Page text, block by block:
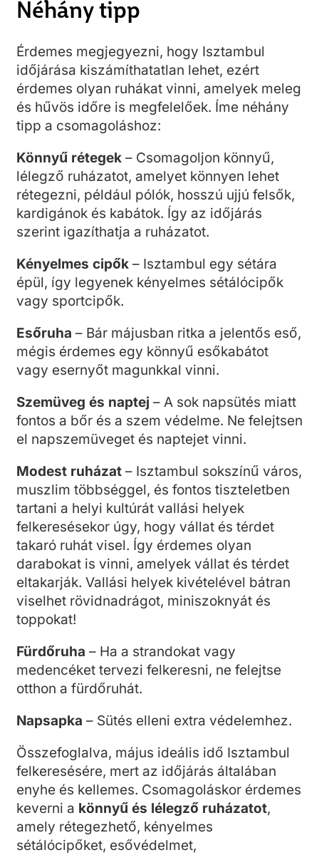
Néhány tipp
Érdemes megjegyezni, hogy Isztambul
időjárása kiszámíthatatlan lehet, ezért
érdemes olyan ruhákat vinni, amelyek meleg
és hűvös időre is megfelelőek. Íme néhány
tipp a csomagoláshoz:
Könnyű rétegek – Csomagoljon könnyű,
lélegző ruházatot, amelyet könnyen lehet
rétegezni, például pólók, hosszú ujjú felsők,
kardigánok és kabátok. Így az időjárás
szerint igazíthatja a ruházatot.
Kényelmes cipők – Isztambul egy sétára
épül, így legyenek kényelmes sétálócipők
vagy sportcipők.
Esőruha – Bár májusban ritka a jelentős eső,
mégis érdemes egy könnyű esőkabátot
vagy esernyőt magunkkal vinni.
Szemüveg és naptej – A sok napsütés miatt
fontos a bőr és a szem védelme. Ne felejtsen
el napszemüveget és naptejet vinni.
Modest ruházat – Isztambul sokszínű város,
muszlim többséggel, és fontos tiszteletben
tartani a helyi kultúrát vallási helyek
felkeresésekor úgy, hogy vállat és térdet
takaró ruhát visel. Így érdemes olyan
darabokat is vinni, amelyek vállat és térdet
eltakarják. Vallási helyek kivételével bátran
viselhet rövidnadrágot, miniszoknyát és
toppokat!
Fürdőruha – Ha a strandokat vagy
medencéket tervezi felkeresni, ne felejtse
otthon a fürdőruhát.
Napsapka – Sütés elleni extra védelemhez.
Összefoglalva, május ideális idő Isztambul
felkeresésére, mert az időjárás általában
enyhe és kellemes. Csomagoláskor érdemes
keverni a könnyű és lélegző ruházatot,
amely rétegezhető, kényelmes
sétálócipőket, esővédelmet,